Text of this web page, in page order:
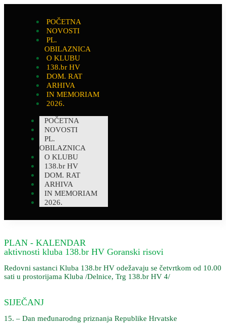
POČETNA
NOVOSTI
PL.
OBILAZNICA
O KLUBU
138.br HV
DOM. RAT
ARHIVA
IN MEMORIAM
2026.
POČETNA
NOVOSTI
PL.
OBILAZNICA
O KLUBU
138.br HV
DOM. RAT
ARHIVA
IN MEMORIAM
2026.
PLAN - KALENDAR
aktivnosti kluba 138.br HV Goranski risovi
Redovni sastanci Kluba 138.br HV odežavaju se četvrtkom od 10.00
sati u prostorijama Kluba /Delnice, Trg 138.br HV 4/
SIJEČANJ
15. – Dan međunarodng priznanja Republike Hrvatske